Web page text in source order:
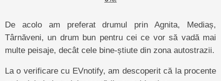
De acolo am preferat drumul prin Agnita, Mediaș,
Târnăveni, un drum bun pentru cei ce vor să vadă mai
multe peisaje, decât cele bine-știute din zona autostrazii.
La o verificare cu EVnotify, am descoperit că la procente